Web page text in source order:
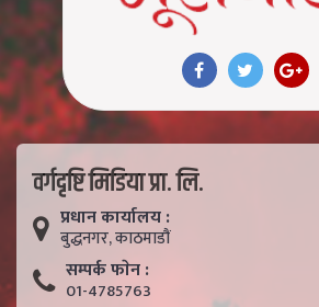
वर्गदृष्टि मिडिया प्रा. लि.
प्रधान कार्यालय :
बुद्धनगर, काठमाडाैं
सम्पर्क फाेन :
01-4785763